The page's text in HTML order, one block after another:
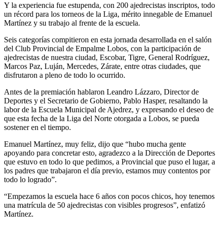
Y la experiencia fue estupenda, con 200 ajedrecistas inscriptos, todo
un récord para los torneos de la Liga, mérito innegable de Emanuel
Martínez y su trabajo al frente de la escuela.
Seis categorías compitieron en esta jornada desarrollada en el salón
del Club Provincial de Empalme Lobos, con la participación de
ajedrecistas de nuestra ciudad, Escobar, Tigre, General Rodríguez,
Marcos Paz, Luján, Mercedes, Zárate, entre otras ciudades, que
disfrutaron a pleno de todo lo ocurrido.
Antes de la premiación hablaron Leandro Lázzaro, Director de
Deportes y el Secretario de Gobierno, Pablo Hasper, resaltando la
labor de la Escuela Municipal de Ajedrez, y expresando el deseo de
que esta fecha de la Liga del Norte otorgada a Lobos, se pueda
sostener en el tiempo.
Emanuel Martínez, muy feliz, dijo que “hubo mucha gente
apoyando para concretar esto, agradezco a la Dirección de Deportes
que estuvo en todo lo que pedimos, a Provincial que puso el lugar, a
los padres que trabajaron el día previo, estamos muy contentos por
todo lo logrado”.
“Empezamos la escuela hace 6 años con pocos chicos, hoy tenemos
una matrícula de 50 ajedrecistas con visibles progresos”, enfatizó
Martínez.